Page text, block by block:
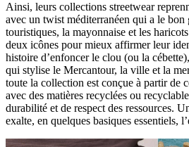
Ainsi, leurs collections streetwear
avec un twist méditerranéen qui a le bon
touristiques, la mayonnaise et les
deux icônes pour mieux affirmer leur
histoire d’enfoncer le clou (ou la
qui stylise le Mercantour, la ville et la
toute la collection est conçue à partir de
avec des matières recyclées ou
durabilité et de respect des ressources.
exalte, en quelques basiques essentiels,